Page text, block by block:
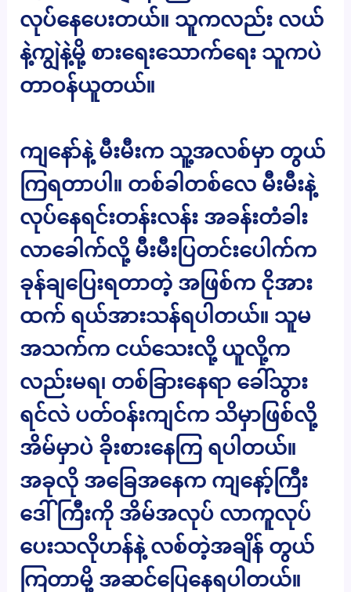
လုပ်နေပေးတယ်။ သူကလည်း လယ်
နဲ့ကျွဲနဲ့မို့ စားရေးသောက်ရေး သူကပဲ
တာဝန်ယူတယ်။
ကျနော်နဲ့ မီးမီးက သူ့အလစ်မှာ တွယ်
ကြရတာပါ။ တစ်ခါတစ်လေ မီးမီးနဲ့
လုပ်နေရင်းတန်းလန်း အခန်းတံခါး
လာခေါက်လို့ မီးမီးပြတင်းပေါက်က
ခုန်ချပြေးရတာတဲ့ အဖြစ်က ငိုအား
ထက် ရယ်အားသန်ရပါတယ်။ သူမ
အသက်က ငယ်သေးလို့ ယူလို့က
လည်းမရ၊ တစ်ခြားနေရာ ခေါ်သွား
ရင်လဲ ပတ်ဝန်းကျင်က သိမှာဖြစ်လို့
အိမ်မှာပဲ ခိုးစားနေကြ ရပါတယ်။
အခုလို အခြေအနေက ကျနော့်ကြီး
ဒေါ်ကြီးကို အိမ်အလုပ် လာကူလုပ်
ပေးသလိုဟန်နဲ့ လစ်တဲ့အချိန် တွယ်
ကြတာမို့ အဆင်ပြေနေရပါတယ်။